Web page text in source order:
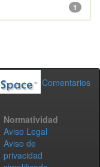
1
Comentarios
Normatividad
Aviso Legal
Aviso de
privacidad